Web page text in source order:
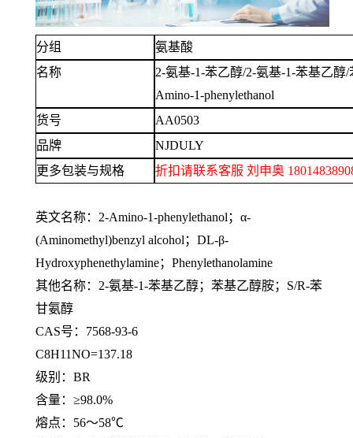
分组
氨基酸
名称
2-氨基-1-苯乙醇/2-氨基-1-苯基乙醇
Amino-1-phenylethanol
货号
AA0503
品牌
NJDULY
更多包装与规格
折扣请联系客服 刘申奥
英文名称： 2-Amino-1-phenylethanol；α-
(Aminomethyl)benzyl alcohol；DL-β-
Hydroxyphenethylamine；Phenylethanolamine
其他名称： 2-氨基-1-苯基乙醇；苯基乙醇胺；S/R-苯
甘氨醇
CAS号：7568-93-6
C8H11NO=137.18
级别： BR
含量： ≥98.0%
熔点： 56～58℃